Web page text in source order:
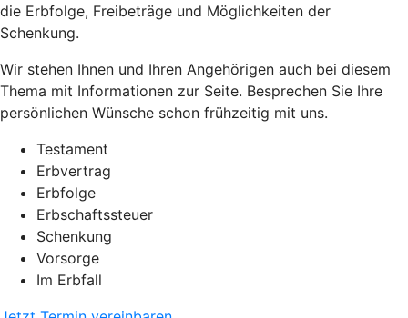
die Erbfolge, Freibeträge und Möglichkeiten der
Schenkung.
Wir stehen Ihnen und Ihren Angehörigen auch bei diesem
Thema mit Informationen zur Seite. Besprechen Sie Ihre
persönlichen Wünsche schon frühzeitig mit uns.
Testament
Erbvertrag
Erbfolge
Erbschaftssteuer
Schenkung
Vorsorge
Im Erbfall